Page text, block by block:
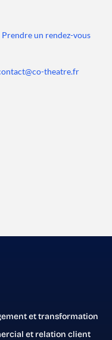
Prendre un rendez-vous
theatre.fr
et transformation
et relation client